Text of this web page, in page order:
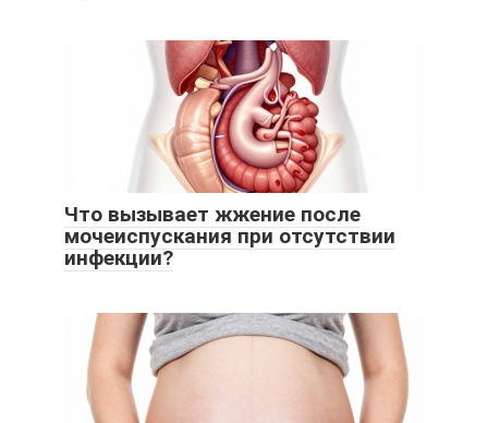
Что вызывает жжение после
мочеиспускания при отсутствии
инфекции?